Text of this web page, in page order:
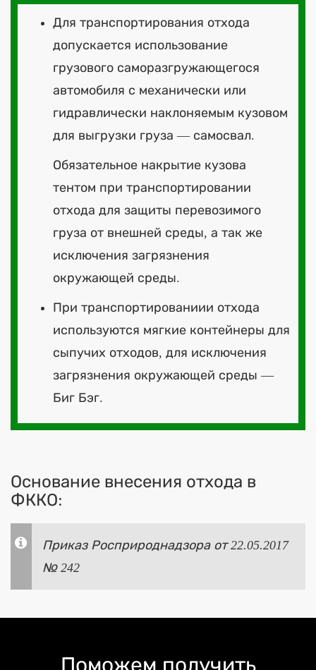
Для транспортирования отхода
допускается использование
грузового саморазгружающегося
автомобиля с механически или
гидравлически наклоняемым кузовом
для выгрузки груза — самосвал.
Обязательное накрытие кузова
тентом при транспортировании
отхода для защиты перевозимого
груза от внешней среды, а так же
исключения загрязнения
окружающей среды.
При транспортированиии отхода
используются мягкие контейнеры для
сыпучих отходов, для исключения
загрязнения окружающей среды —
Биг Бэг.
Основание внесения отхода в
ФККО:
Приказ Росприроднадзора от 22.05.2017
№ 242
Поможем получить